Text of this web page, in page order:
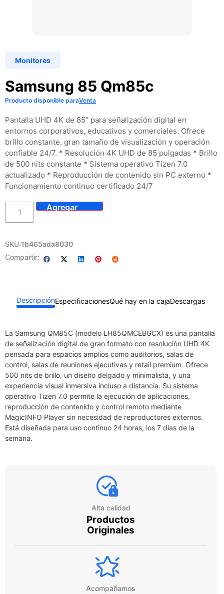
Monitores
Samsung 85 Qm85c
Producto disponible paraVenta
Pantalla UHD 4K de 85” para señalización digital en
entornos corporativos, educativos y comerciales. Ofrece
brillo constante, gran tamaño de visualización y operación
confiable 24/7. * Resolución 4K UHD de 85 pulgadas * Brillo
de 500 nits constante * Sistema operativo Tizen 7.0
actualizado * Reproducción de contenido sin PC externo *
Funcionamiento continuo certificado 24/7
SKU:1b465ada8030
Compartir:
DescripciónEspecificacionesQué hay en la cajaDescargas
La Samsung QM85C (modelo LH85QMCEBGCX) es una pantalla
de señalización digital de gran formato con resolución UHD 4K
pensada para espacios amplios como auditorios, salas de
control, salas de reuniones ejecutivas y retail premium. Ofrece
500 nits de brillo, un diseño delgado y minimalista, y una
experiencia visual inmersiva incluso a distancia. Su sistema
operativo Tizen 7.0 permite la ejecución de aplicaciones,
reproducción de contenido y control remoto mediante
MagicINFO Player sin necesidad de reproductores externos.
Está diseñada para uso continuo 24 horas, los 7 días de la
semana.
Alta calidad
Productos
Originales
Acompañamos